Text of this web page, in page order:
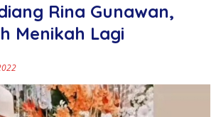
Rina Gunawan,
Menikah Lagi